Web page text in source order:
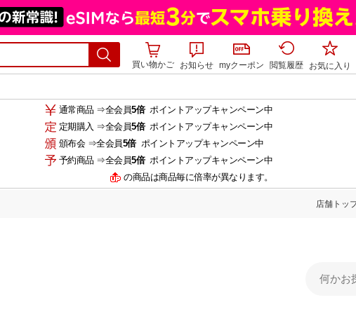
買い物かご お知らせ myクーポン 閲覧履歴 お気に入り
通常商品 ⇒全会員5倍ポイントアップキャンペーン中
定期購入 ⇒全会員5倍ポイントアップキャンペーン中
頒布会 ⇒全会員5倍ポイントアップキャンペーン中
予約商品 ⇒全会員5倍ポイントアップキャンペーン中
の商品は商品毎に倍率が異なります。